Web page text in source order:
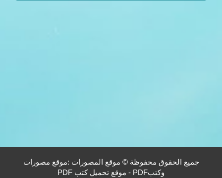
جميع الحقوق محفوظة © موقع المصورات :موقع مصورات
وكتبPDF - موقع تحميل كتب PDF